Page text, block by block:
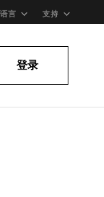
语言 支持
登录